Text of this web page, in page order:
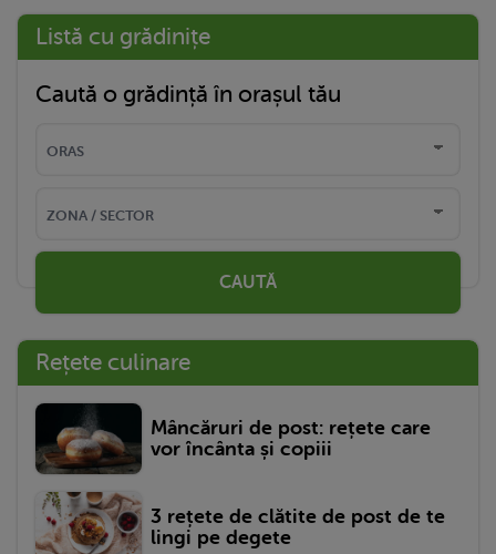
Listă cu grădinițe
Caută o grădință în orașul tău
CAUTĂ
Rețete culinare
Mâncăruri de post: rețete care
vor încânta și copiii
3 rețete de clătite de post de te
lingi pe degete